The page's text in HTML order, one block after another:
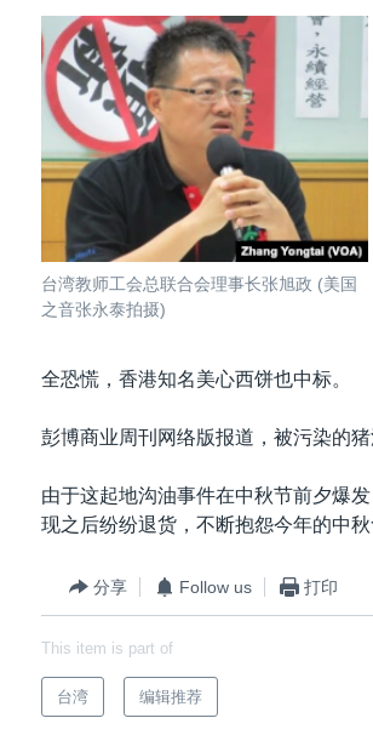
台湾教师工会总联合会理事长张旭政 (美国
之音张永泰拍摄)
全恐慌，香港知名美心西饼也中标。
彭博商业周刊网络版报道，被污染的
由于这起地沟油事件在中秋节前夕爆
现之后纷纷退货，不断抱怨今年的中秋
分享 Follow us 打印
This item is part of
台湾 编辑推荐